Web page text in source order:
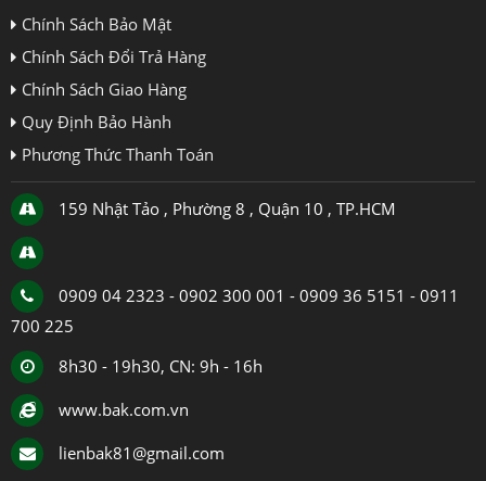
Chính Sách Bảo Mật
Chính Sách Đổi Trả Hàng
Chính Sách Giao Hàng
Quy Định Bảo Hành
Phương Thức Thanh Toán
159 Nhật Tảo , Phường 8 , Quận 10 , TP.HCM
0909 04 2323 - 0902 300 001 - 0909 36 5151 - 0911
700 225
8h30 - 19h30, CN: 9h - 16h
www.bak.com.vn
lienbak81@gmail.com